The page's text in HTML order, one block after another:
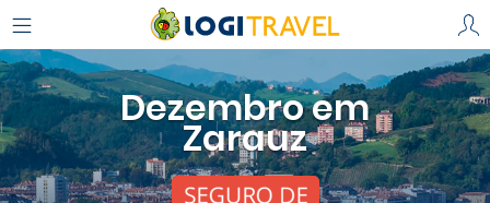
Dezembro em
Zarauz